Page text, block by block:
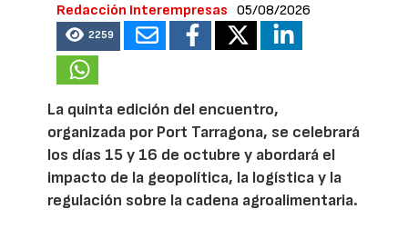
Redacción Interempresas 05/08/2026
2259
La quinta edición del encuentro,
organizada por Port Tarragona, se celebrará
los días 15 y 16 de octubre y abordará el
impacto de la geopolítica, la logística y la
regulación sobre la cadena agroalimentaria.